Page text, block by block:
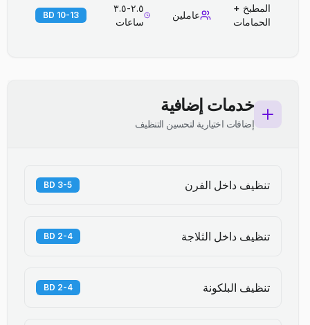
المطبخ +
الحمامات
عاملين
٢.٥-٣.٥
ساعات
10-13 BD
خدمات إضافية
إضافات اختيارية لتحسين التنظيف
تنظيف داخل الفرن 3-5 BD
تنظيف داخل الثلاجة 2-4 BD
تنظيف البلكونة 2-4 BD